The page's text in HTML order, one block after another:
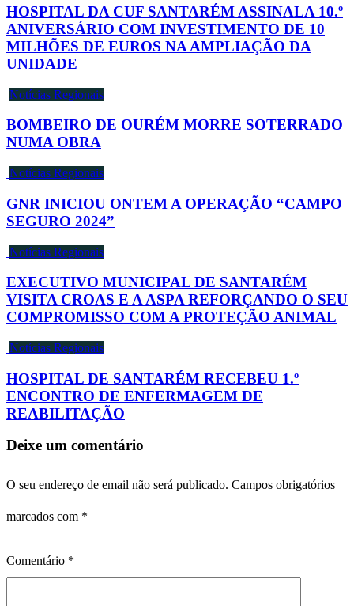
HOSPITAL DA CUF SANTARÉM ASSINALA 10.º
ANIVERSÁRIO COM INVESTIMENTO DE 10
MILHÕES DE EUROS NA AMPLIAÇÃO DA
UNIDADE
Notícias Regionais
BOMBEIRO DE OURÉM MORRE SOTERRADO
NUMA OBRA
Notícias Regionais
GNR INICIOU ONTEM A OPERAÇÃO “CAMPO
SEGURO 2024”
Notícias Regionais
EXECUTIVO MUNICIPAL DE SANTARÉM
VISITA CROAS E A ASPA REFORÇANDO O SEU
COMPROMISSO COM A PROTEÇÃO ANIMAL
Notícias Regionais
HOSPITAL DE SANTARÉM RECEBEU 1.º
ENCONTRO DE ENFERMAGEM DE
REABILITAÇÃO
Deixe um comentário
O seu endereço de email não será publicado. Campos obrigatórios
marcados com *
Comentário *